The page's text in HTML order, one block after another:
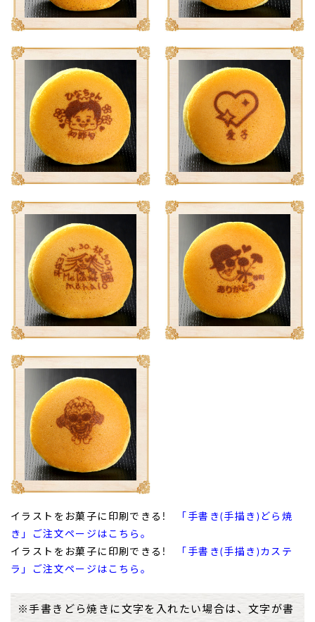
イラストをお菓子に印刷できる!
「手書き(手描き)どら焼
き」ご注文ページはこちら。
イラストをお菓子に印刷できる!
「手書き(手描き)カステ
ラ」ご注文ページはこちら。
※手書きどら焼きに文字を入れたい場合は、文字が書